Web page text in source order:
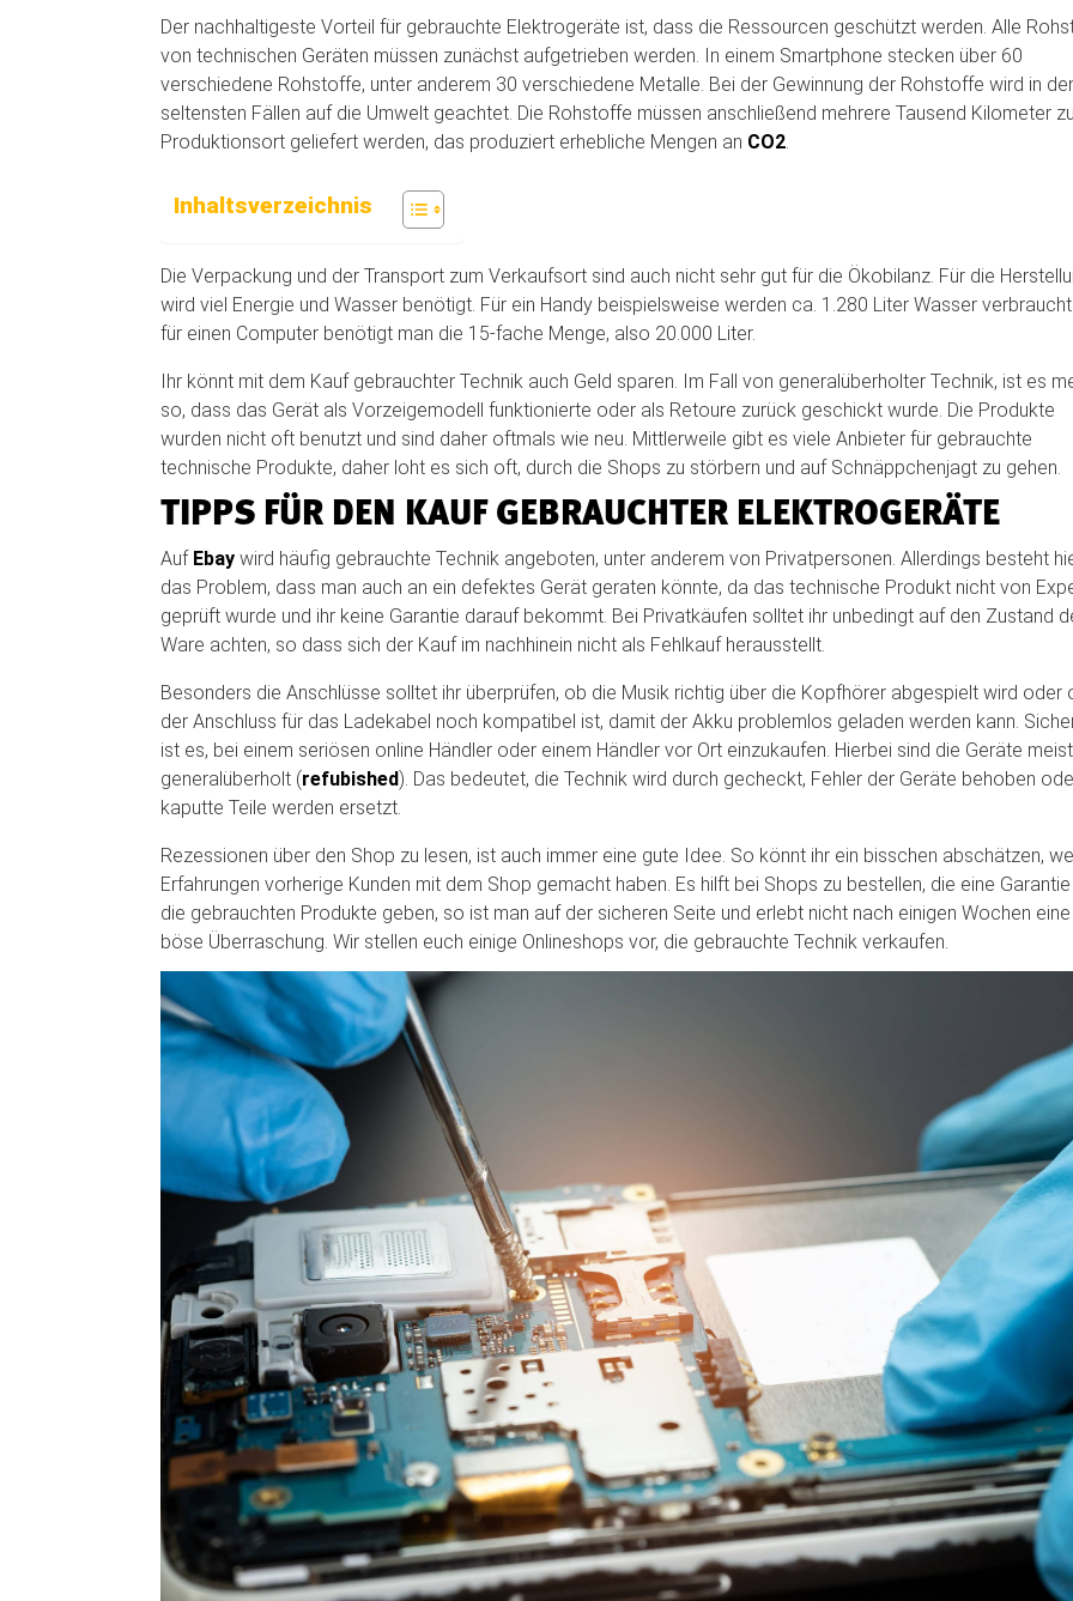
Der nachhaltigeste Vorteil für gebrauchte Elektrogeräte ist, dass die Ressourcen geschützt werden. Alle
von technischen Geräten müssen zunächst aufgetrieben werden. In einem Smartphone stecken über 60
verschiedene Rohstoffe, unter anderem 30 verschiedene Metalle. Bei der Gewinnung der Rohstoffe wird in
seltensten Fällen auf die Umwelt geachtet. Die Rohstoffe müssen anschließend mehrere Tausend Kilometer
Produktionsort geliefert werden, das produziert erhebliche Mengen an CO2
Inhaltsverzeichnis
Die Verpackung und der Transport zum Verkaufsort sind auch nicht sehr gut für die Ökobilanz. Für die
wird viel Energie und Wasser benötigt. Für ein Handy beispielsweise werden ca. 1.280 Liter Wasser
für einen Computer benötigt man die 15-fache Menge, also 20.000 Liter.
Ihr könnt mit dem Kauf gebrauchter Technik auch Geld sparen. Im Fall von generalüberholter Technik, ist es
so, dass das Gerät als Vorzeigemodell funktionierte oder als Retoure zurück geschickt wurde. Die Produkte
wurden nicht oft benutzt und sind daher oftmals wie neu. Mittlerweile gibt es viele Anbieter für gebrauchte
technische Produkte, daher loht es sich oft, durch die Shops zu störbern und auf Schnäppchenjagt zu gehen.
TIPPS FÜR DEN KAUF GEBRAUCHTER ELEKTROGERÄTE
Auf Ebay wird häufig gebrauchte Technik angeboten, unter anderem von Privatpersonen. Allerdings besteht
das Problem, dass man auch an ein defektes Gerät geraten könnte, da das technische Produkt nicht von
geprüft wurde und ihr keine Garantie darauf bekommt. Bei Privatkäufen solltet ihr unbedingt auf den Zustand
Ware achten, so dass sich der Kauf im nachhinein nicht als Fehlkauf herausstellt.
Besonders die Anschlüsse solltet ihr überprüfen, ob die Musik richtig über die Kopfhörer abgespielt wird oder
der Anschluss für das Ladekabel noch kompatibel ist, damit der Akku problemlos geladen werden kann.
ist es, bei einem seriösen online Händler oder einem Händler vor Ort einzukaufen. Hierbei sind die Geräte meist
generalüberholt (refubished). Das bedeutet, die Technik wird durch gecheckt, Fehler der Geräte behoben
kaputte Teile werden ersetzt.
Rezessionen über den Shop zu lesen, ist auch immer eine gute Idee. So könnt ihr ein bisschen abschätzen,
Erfahrungen vorherige Kunden mit dem Shop gemacht haben. Es hilft bei Shops zu bestellen, die eine
die gebrauchten Produkte geben, so ist man auf der sicheren Seite und erlebt nicht nach einigen Wochen eine
böse Überraschung. Wir stellen euch einige Onlineshops vor, die gebrauchte Technik verkaufen.